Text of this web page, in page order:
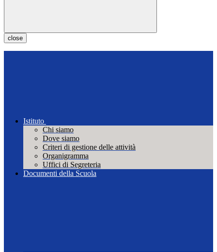
close
Istituto
Chi siamo
Dove siamo
Criteri di gestione delle attività
Organigramma
Uffici di Segreteria
Documenti della Scuola